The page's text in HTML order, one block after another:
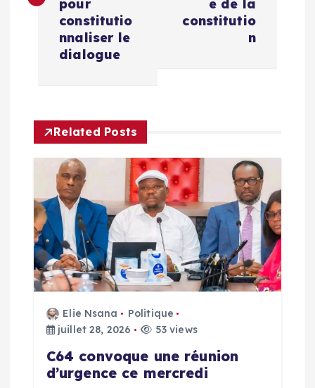
t
o
n
d
e
pour
constitutio
nnaliser le
dialogue
e de la
constitutio
n
Related Posts
Elie Nsana
Politique
juillet 28, 2026
53 views
C64 convoque une réunion
d’urgence ce mercredi